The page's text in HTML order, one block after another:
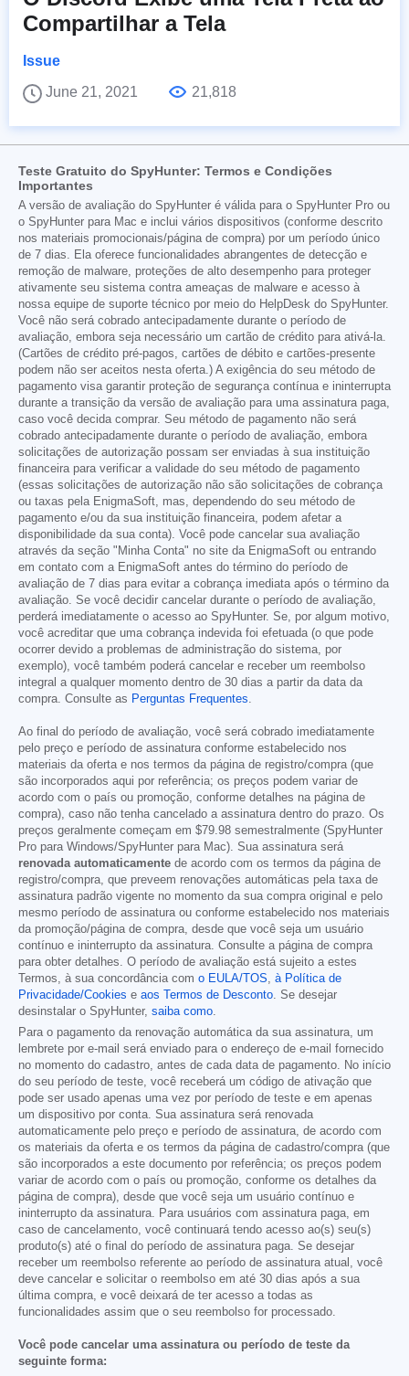
Compartilhar a Tela
Issue
June 21, 2021
21,818
Teste Gratuito do SpyHunter: Termos e Condições
Importantes
A versão de avaliação do SpyHunter é válida para o SpyHunter Pro ou
o SpyHunter para Mac e inclui vários dispositivos (conforme descrito
nos materiais promocionais/página de compra) por um período único
de 7 dias. Ela oferece funcionalidades abrangentes de detecção e
remoção de malware, proteções de alto desempenho para proteger
ativamente seu sistema contra ameaças de malware e acesso à
nossa equipe de suporte técnico por meio do HelpDesk do SpyHunter.
Você não será cobrado antecipadamente durante o período de
avaliação, embora seja necessário um cartão de crédito para ativá-la.
(Cartões de crédito pré-pagos, cartões de débito e cartões-presente
podem não ser aceitos nesta oferta.) A exigência do seu método de
pagamento visa garantir proteção de segurança contínua e ininterrupta
durante a transição da versão de avaliação para uma assinatura paga,
caso você decida comprar. Seu método de pagamento não será
cobrado antecipadamente durante o período de avaliação, embora
solicitações de autorização possam ser enviadas à sua instituição
financeira para verificar a validade do seu método de pagamento
(essas solicitações de autorização não são solicitações de cobrança
ou taxas pela EnigmaSoft, mas, dependendo do seu método de
pagamento e/ou da sua instituição financeira, podem afetar a
disponibilidade da sua conta). Você pode cancelar sua avaliação
através da seção "Minha Conta" no site da EnigmaSoft ou entrando
em contato com a EnigmaSoft antes do término do período de
avaliação de 7 dias para evitar a cobrança imediata após o término da
avaliação. Se você decidir cancelar durante o período de avaliação,
perderá imediatamente o acesso ao SpyHunter. Se, por algum motivo,
você acreditar que uma cobrança indevida foi efetuada (o que pode
ocorrer devido a problemas de administração do sistema, por
exemplo), você também poderá cancelar e receber um reembolso
integral a qualquer momento dentro de 30 dias a partir da data da
compra. Consulte as Perguntas Frequentes.
Ao final do período de avaliação, você será cobrado imediatamente
pelo preço e período de assinatura conforme estabelecido nos
materiais da oferta e nos termos da página de registro/compra (que
são incorporados aqui por referência; os preços podem variar de
acordo com o país ou promoção, conforme detalhes na página de
compra), caso não tenha cancelado a assinatura dentro do prazo. Os
preços geralmente começam em $79.98 semestralmente (SpyHunter
Pro para Windows/SpyHunter para Mac). Sua assinatura será
renovada automaticamente de acordo com os termos da página de
registro/compra, que preveem renovações automáticas pela taxa de
assinatura padrão vigente no momento da sua compra original e pelo
mesmo período de assinatura ou conforme estabelecido nos materiais
da promoção/página de compra, desde que você seja um usuário
contínuo e ininterrupto da assinatura. Consulte a página de compra
para obter detalhes. O período de avaliação está sujeito a estes
Termos, à sua concordância com o EULA/TOS, à Política de
Privacidade/Cookies e aos Termos de Desconto. Se desejar
desinstalar o SpyHunter, saiba como.
Para o pagamento da renovação automática da sua assinatura, um
lembrete por e-mail será enviado para o endereço de e-mail fornecido
no momento do cadastro, antes de cada data de pagamento. No início
do seu período de teste, você receberá um código de ativação que
pode ser usado apenas uma vez por período de teste e em apenas
um dispositivo por conta. Sua assinatura será renovada
automaticamente pelo preço e período de assinatura, de acordo com
os materiais da oferta e os termos da página de cadastro/compra (que
são incorporados a este documento por referência; os preços podem
variar de acordo com o país ou promoção, conforme os detalhes da
página de compra), desde que você seja um usuário contínuo e
ininterrupto da assinatura. Para usuários com assinatura paga, em
caso de cancelamento, você continuará tendo acesso ao(s) seu(s)
produto(s) até o final do período de assinatura paga. Se desejar
receber um reembolso referente ao período de assinatura atual, você
deve cancelar e solicitar o reembolso em até 30 dias após a sua
última compra, e você deixará de ter acesso a todas as
funcionalidades assim que o seu reembolso for processado.
Você pode cancelar uma assinatura ou período de teste da
seguinte forma: